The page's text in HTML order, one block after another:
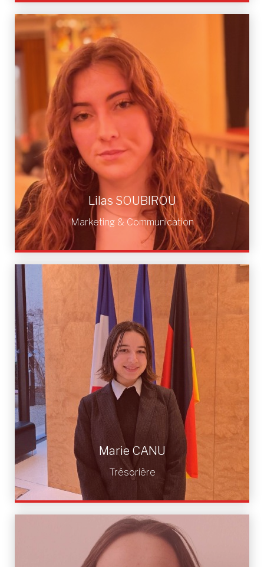
Lilas SOUBIROU
Marketing & Communication
Lilas SOUBIROU
Marketing & Communication
Marie CANU
Trésorière
Marie CANU
Trésorière